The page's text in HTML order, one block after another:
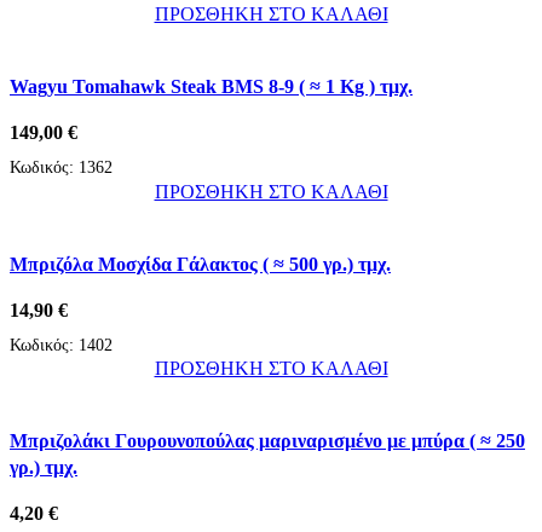
ΠΡΟΣΘΗΚΗ ΣΤΟ ΚΑΛΑΘΙ
Wagyu Tomahawk Steak BMS 8-9 ( ≈ 1 Kg ) τμχ.
149,00 €
Κωδικός: 1362
ΠΡΟΣΘΗΚΗ ΣΤΟ ΚΑΛΑΘΙ
Μπριζόλα Μοσχίδα Γάλακτος ( ≈ 500 γρ.) τμχ.
14,90 €
Κωδικός: 1402
ΠΡΟΣΘΗΚΗ ΣΤΟ ΚΑΛΑΘΙ
Μπριζολάκι Γουρουνοπούλας μαριναρισμένο με μπύρα ( ≈ 250
γρ.) τμχ.
4,20 €